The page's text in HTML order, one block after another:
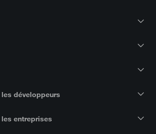
développeurs
entreprises